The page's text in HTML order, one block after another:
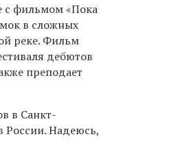
с фильмом «Пока
в сложных
реке. Фильм
дебютов
преподает
в Санкт-
России. Надеюсь,